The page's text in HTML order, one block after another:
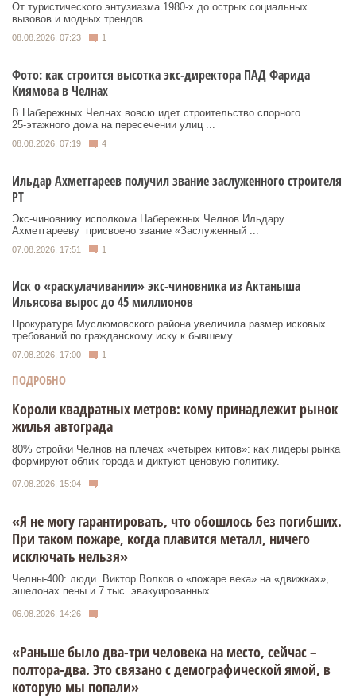
От туристического энтузиазма 1980‑х до острых социальных
вызовов и модных трендов ...
08.08.2026, 07:23 1
Фото: как строится высотка экс-директора ПАД Фарида
Киямова в Челнах
В Набережных Челнах вовсю идет строительство спорного
25‑этажного дома на пересечении улиц ...
08.08.2026, 07:19 4
Ильдар Ахметгареев получил звание заслуженного строителя
РТ
Экс‑чиновнику исполкома Набережных Челнов Ильдару
Ахметгарееву присвоено звание «Заслуженный ...
07.08.2026, 17:51 1
Иск о «раскулачивании» экс-чиновника из Актаныша
Ильясова вырос до 45 миллионов
Прокуратура Муслюмовского района увеличила размер исковых
требований по гражданскому иску к бывшему ...
07.08.2026, 17:00 1
ПОДРОБНО
Короли квадратных метров: кому принадлежит рынок
жилья автограда
80% стройки Челнов на плечах «четырех китов»: как лидеры рынка
формируют облик города и диктуют ценовую политику.
07.08.2026, 15:04
«Я не могу гарантировать, что обошлось без погибших.
При таком пожаре, когда плавится металл, ничего
исключать нельзя»
Челны-400: люди. Виктор Волков о «пожаре века» на «движках»,
эшелонах пены и 7 тыс. эвакуированных.
06.08.2026, 14:26
«Раньше было два-три человека на место, сейчас –
полтора-два. Это связано с демографической ямой, в
которую мы попали»